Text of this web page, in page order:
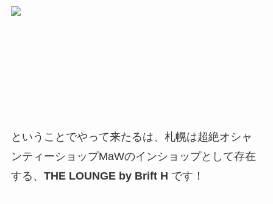
ということでやって来たるは、札幌は超絶オシャ
ンティーショップMaWのインショップとして存在
する、 THE LOUNGE by Brift H です！